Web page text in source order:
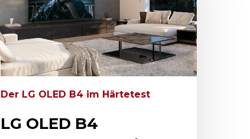
Der LG OLED B4 im Härtetest
LG OLED B4